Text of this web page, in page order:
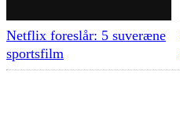
Netflix foreslår: 5 suveræne
sportsfilm